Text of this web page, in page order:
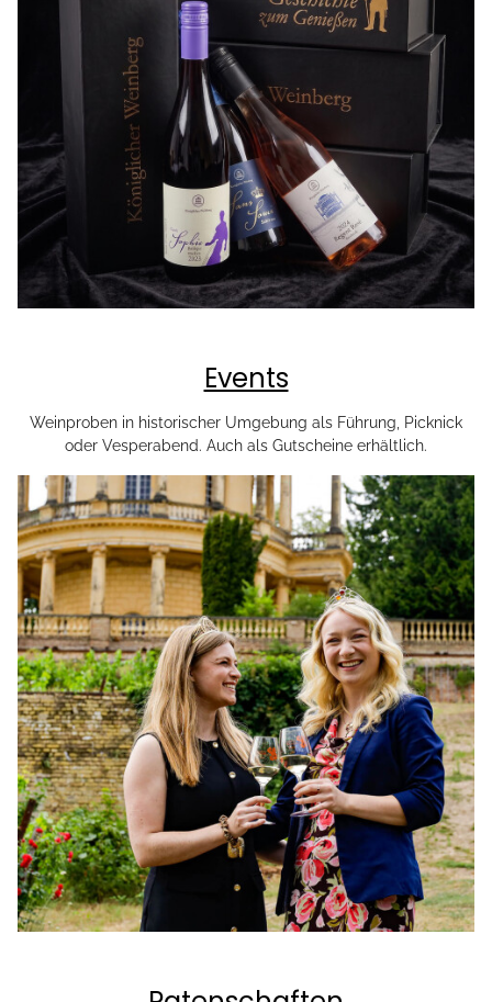
Events
Weinproben in historischer Umgebung als Führung, Picknick
oder Vesperabend. Auch als Gutscheine erhältlich.